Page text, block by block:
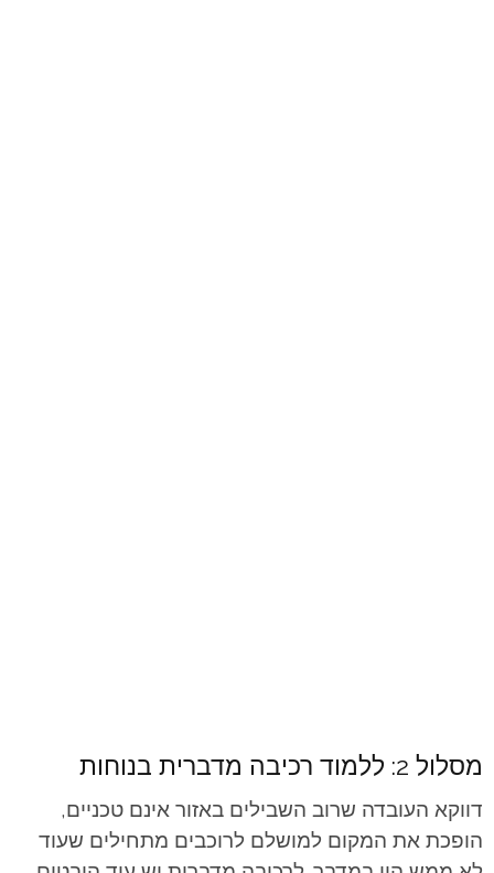
מסלול 2: ללמוד רכיבה מדברית בנוחות
דווקא העובדה שרוב השבילים באזור אינם טכניים,
הופכת את המקום למושלם לרוכבים מתחילים שעוד